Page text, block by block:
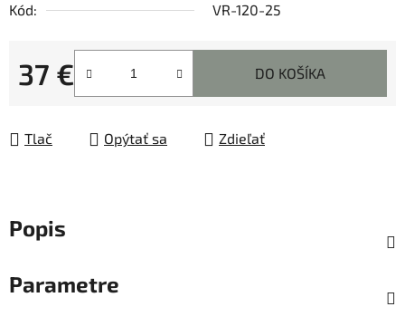
Kód:
VR-120-25
37 €
Jednotková cena:
DO KOŠÍKA
Tlač Opýtať sa Zdieľať
Popis
Parametre